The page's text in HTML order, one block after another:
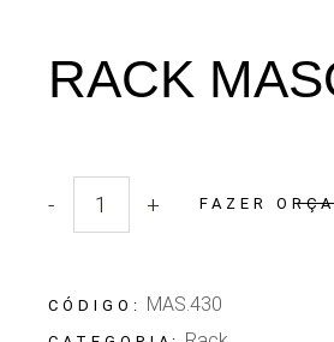
RACK
Quantidade Rack Masotti
- + FAZER
CÓDIGO: MAS.430